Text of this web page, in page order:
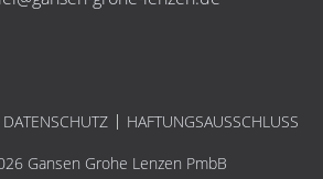
DATENSCHUTZ
HAFTUNGSAUSSCHLUSS
Gansen Grohe Lenzen PmbB